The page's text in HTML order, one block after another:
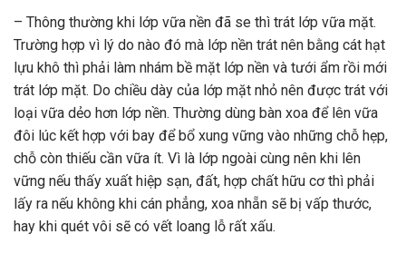
– Thông thường khi lớp vữa nền đã se thì trát lớp vữa mặt.
Trường hợp vì lý do nào đó mà lớp nền trát nên bằng cát hạt
lựu khô thì phải làm nhám bề mặt lớp nền và tưới ẩm rồi mới
trát lớp mặt. Do chiều dày của lớp mặt nhỏ nên được trát với
loại vữa dẻo hơn lớp nền. Thường dùng bàn xoa để lên vữa
đôi lúc kết hợp với bay để bổ xung vững vào những chỗ hẹp,
chỗ còn thiếu cần vữa ít. Vì là lớp ngoài cùng nên khi lên
vững nếu thấy xuất hiệp sạn, đất, hợp chất hữu cơ thì phải
lấy ra nếu không khi cán phẳng, xoa nhẵn sẽ bị vấp thước,
hay khi quét vôi sẽ có vết loang lỗ rất xấu.